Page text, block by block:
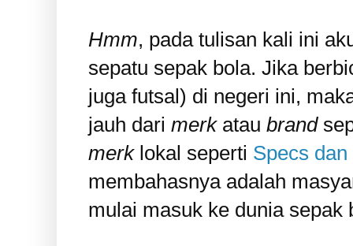
Hmm, pada tulisan kali ini
sepatu sepak bola. Jika
juga futsal) di negeri ini,
jauh dari merkatau brand
merklokal seperti Specs
membahasnya adalah
mulai masuk ke dunia sepak